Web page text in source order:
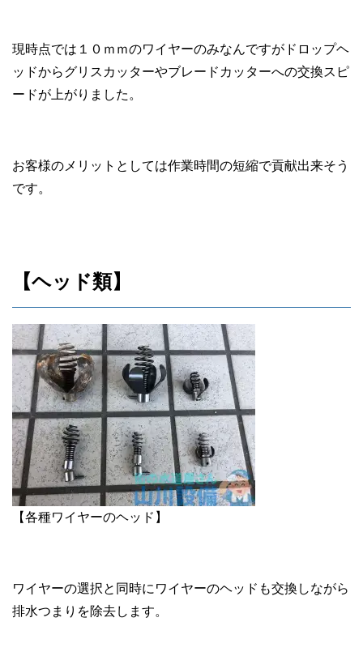
現時点では１０ｍｍのワイヤーのみなんですがドロップヘ
ッドからグリスカッターやブレードカッターへの交換スピ
ードが上がりました。
お客様のメリットとしては作業時間の短縮で貢献出来そう
です。
【ヘッド類】
【各種ワイヤーのヘッド】
ワイヤーの選択と同時にワイヤーのヘッドも交換しながら
排水つまりを除去します。